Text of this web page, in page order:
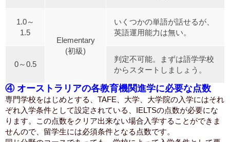
1.0～
1.5
Elementary
(初級)
いくつかの単語が話せるが、
英語運用能力は無い。
0～0.5
判定不可能。まずは語学学校
からスタートしましょう。
④ オーストラリアの各教育機関進学に必要な点数
専門学校をはじめとする、TAFE、大学、大学院の入学にはそれ
ぞれ入学条件として設定されている、IELTSの点数が必要にな
ります。この点数をクリア出来ない場合入学することができま
せんので、留学生には必須条件となる点数です。